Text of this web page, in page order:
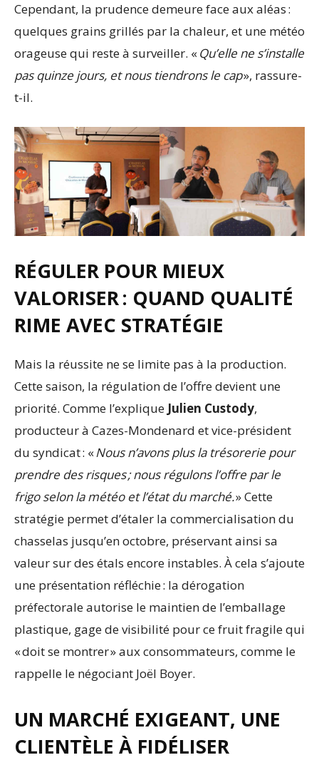
Cependant, la prudence demeure face aux aléas :
quelques grains grillés par la chaleur, et une météo
orageuse qui reste à surveiller. « Qu’elle ne s’installe
pas quinze jours, et nous tiendrons le cap», rassure-
t-il.
RÉGULER POUR MIEUX
VALORISER : QUAND QUALITÉ
RIME AVEC STRATÉGIE
Mais la réussite ne se limite pas à la production.
Cette saison, la régulation de l’offre devient une
priorité. Comme l’explique Julien Custody,
producteur à Cazes-Mondenard et vice-président
du syndicat : «Nous n’avons plus la trésorerie pour
prendre des risques ; nous régulons l’offre par le
frigo selon la météo et l’état du marché.» Cette
stratégie permet d’étaler la commercialisation du
chasselas jusqu’en octobre, préservant ainsi sa
valeur sur des étals encore instables. À cela s’ajoute
une présentation réfléchie : la dérogation
préfectorale autorise le maintien de l’emballage
plastique, gage de visibilité pour ce fruit fragile qui
« doit se montrer » aux consommateurs, comme le
rappelle le négociant Joël Boyer.
UN MARCHÉ EXIGEANT, UNE
CLIENTÈLE À FIDÉLISER